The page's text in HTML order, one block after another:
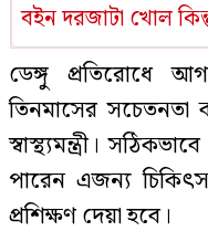
বইন দরজাটা খোল
ডেঙ্গু প্রতিরোধে
তিনমাসের
স্বাস্থ্যমন্ত্রী।
পারেন এজন্য
প্রশিক্ষণ দেয়া হবে।